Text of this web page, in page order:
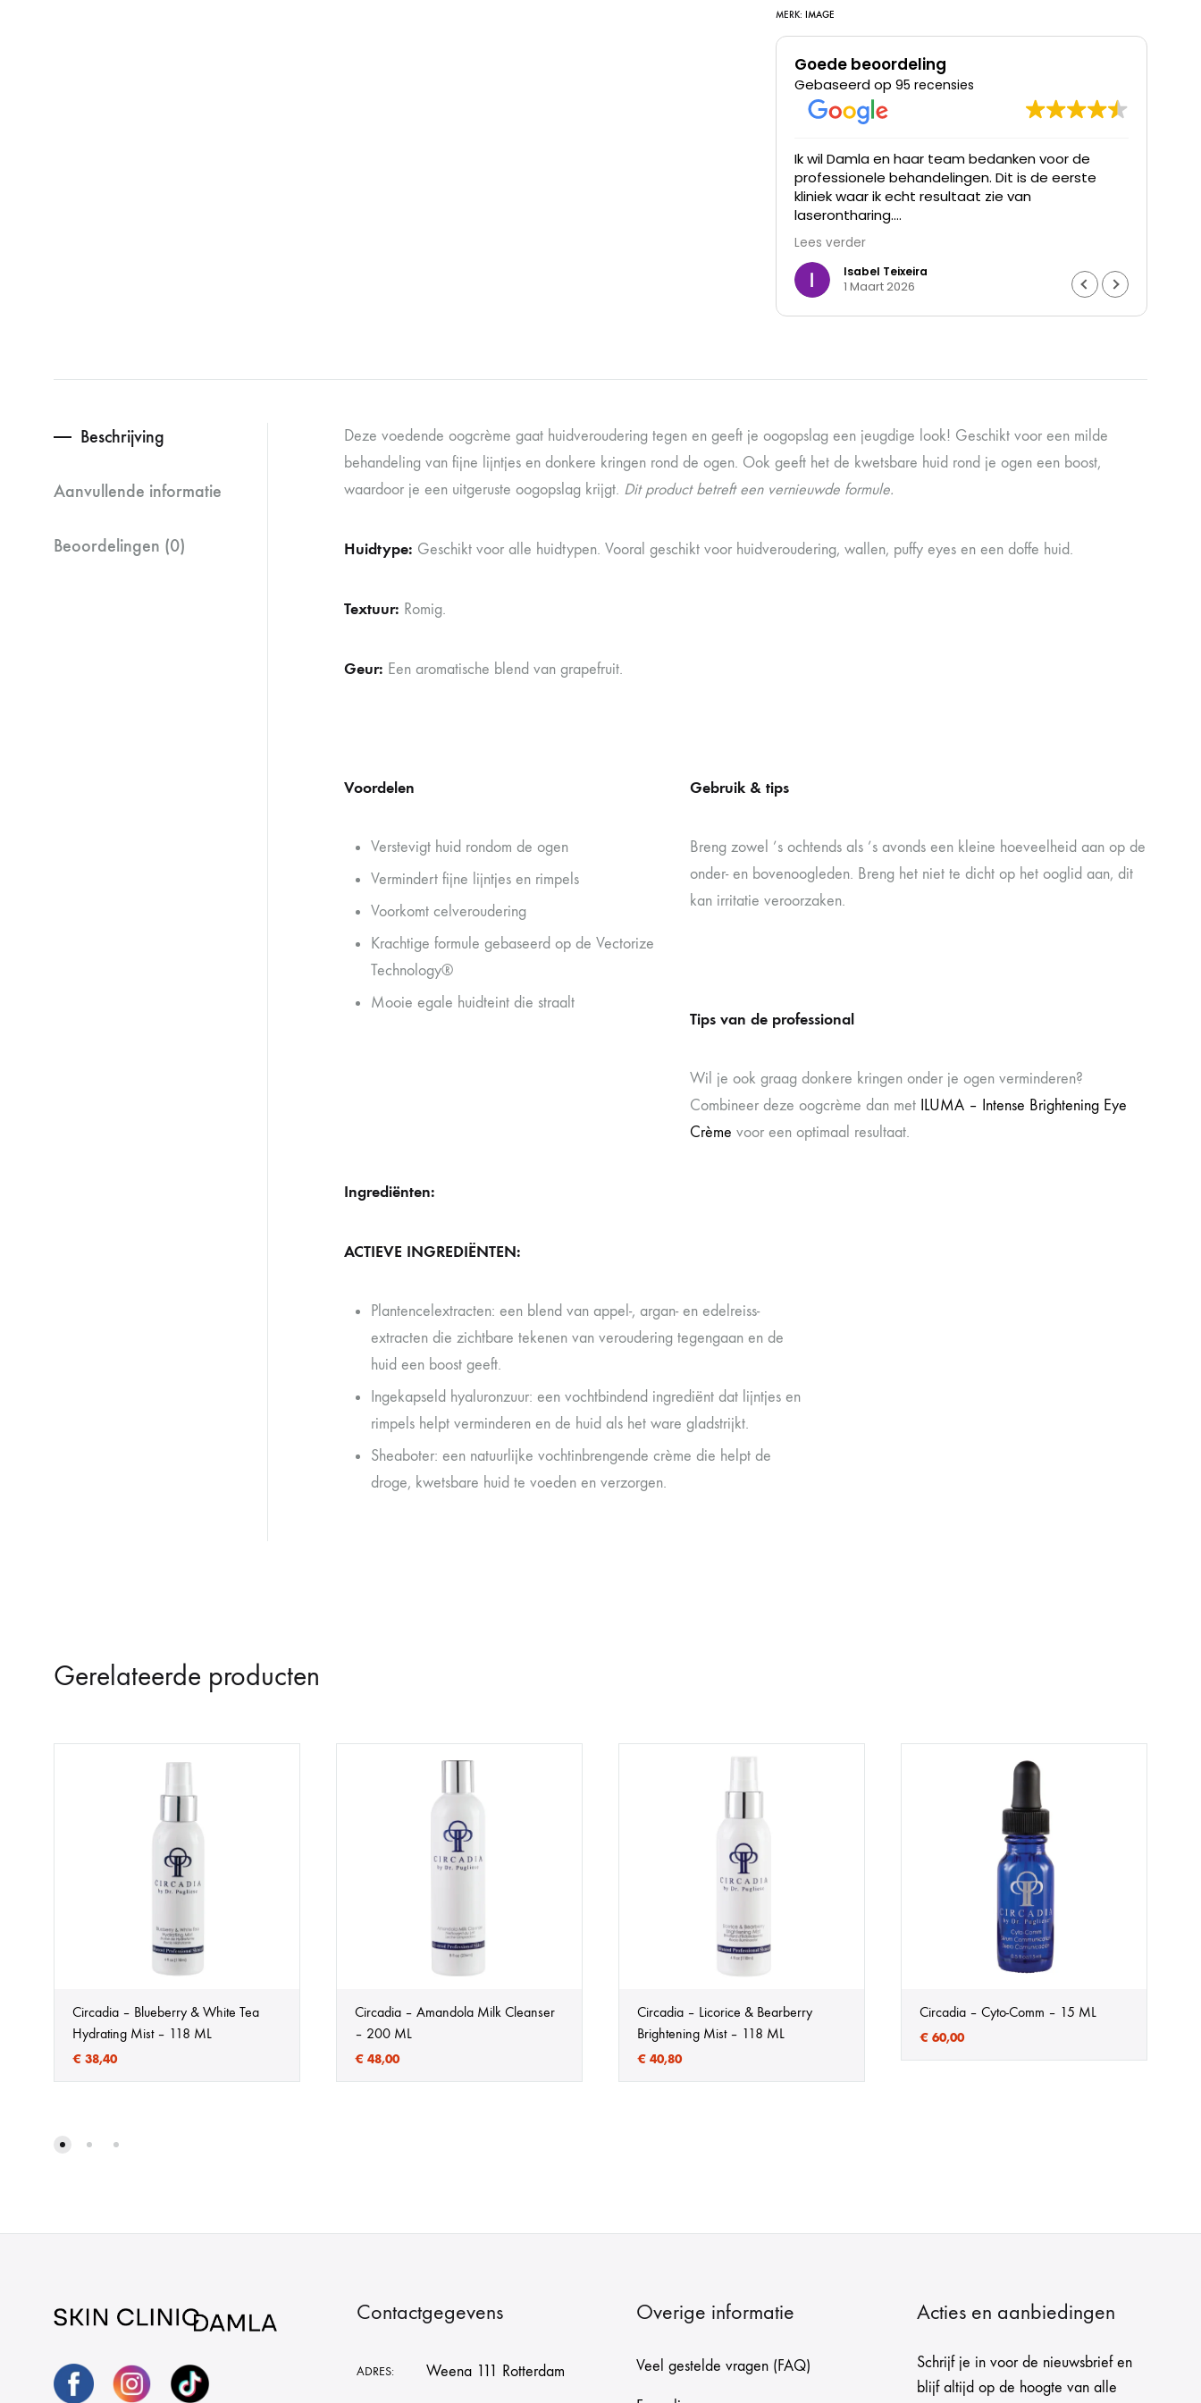
MERK: IMAGE
Goede beoordeling
Gebaseerd op 95 recensies
Ik wil Damla en haar team bedanken voor de
professionele behandelingen. Dit is de eerste
kliniek waar ik echt resultaat zie van
laserontharing.
De haargroei is duidelijk verminderd en mijn huid
voelt gladder aan. Ik ben ontzettend blij met het
resultaat en de goede begeleiding. Echt een
Lees verder
Isabel Teixeira
1 Maart 2026
Beschrijving
Aanvullende informatie
Beoordelingen (0)
Deze voedende oogcrème gaat huidveroudering tegen en geeft je oogopslag een jeugdige look! Geschikt voor een milde
behandeling van fijne lijntjes en donkere kringen rond de ogen. Ook geeft het de kwetsbare huid rond je ogen een boost,
waardoor je een uitgeruste oogopslag krijgt. Dit product betreft een vernieuwde formule.
Huidtype: Geschikt voor alle huidtypen. Vooral geschikt voor huidveroudering, wallen, puffy eyes en een doffe huid.
Textuur: Romig.
Geur: Een aromatische blend van grapefruit.
Voordelen
Verstevigt huid rondom de ogen
Vermindert fijne lijntjes en rimpels
Voorkomt celveroudering
Krachtige formule gebaseerd op de Vectorize
Technology®
Mooie egale huidteint die straalt
Gebruik & tips
Breng zowel ’s ochtends als ’s avonds een kleine hoeveelheid aan op de
onder- en bovenoogleden. Breng het niet te dicht op het ooglid aan, dit
kan irritatie veroorzaken.
Tips van de professional
Wil je ook graag donkere kringen onder je ogen verminderen?
Combineer deze oogcrème dan met ILUMA – Intense Brightening Eye
Crème voor een optimaal resultaat.
Ingrediënten:
ACTIEVE INGREDIËNTEN:
Plantencelextracten: een blend van appel-, argan- en edelreiss-
extracten die zichtbare tekenen van veroudering tegengaan en de
huid een boost geeft.
Ingekapseld hyaluronzuur: een vochtbindend ingrediënt dat lijntjes en
rimpels helpt verminderen en de huid als het ware gladstrijkt.
Sheaboter: een natuurlijke vochtinbrengende crème die helpt de
droge, kwetsbare huid te voeden en verzorgen.
Gerelateerde producten
Circadia – Blueberry & White Tea
Hydrating Mist – 118 ML
€ 38,40
Circadia – Amandola Milk Cleanser
– 200 ML
€ 48,00
Circadia – Licorice & Bearberry
Brightening Mist – 118 ML
€ 40,80
Circadia – Cyto-Comm – 15 ML
€ 60,00
Contactgegevens
ADRES: Weena 111 Rotterdam
Overige informatie
Veel gestelde vragen (FAQ)
Acties en aanbiedingen
Schrijf je in voor de nieuwsbrief en
blijf altijd op de hoogte van alle